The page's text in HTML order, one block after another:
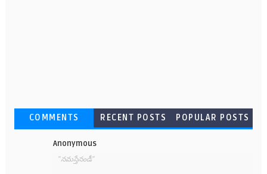
COMMENTS RECENT POSTS POPULAR POSTS
Anonymous
"నమస్తేనండీ"